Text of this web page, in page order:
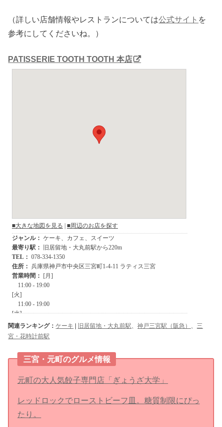
（詳しい店舗情報やレストランについては公式サイト を
参考にしてくださいね。）
PATISSERIE TOOTH TOOTH 本店
関連ランキング：ケーキ 旧居留地・大丸前駅、神戸三宮駅（阪急） 、三
宮・花時計前駅
三宮・元町のグルメ情報
元町の大人気餃子専門店「ぎょうざ大学」
レッドロックでローストビーフ皿。糖質制限にぴっ
たり。